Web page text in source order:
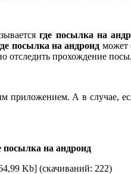
где посылка на
посылка на андроид может
прохождение
приложением. А в случае,
посылка на андроид
Kb] (cкачиваний: 222)